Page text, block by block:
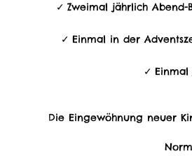
Zweimal jährlich
Einmal in der
Einmal
Die Eingewöhnung neuer